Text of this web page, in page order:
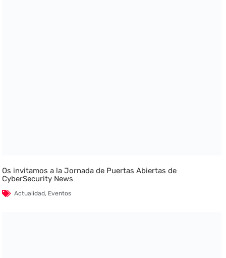
Os invitamos a la Jornada de Puertas Abiertas de
CyberSecurity News
Actualidad, Eventos